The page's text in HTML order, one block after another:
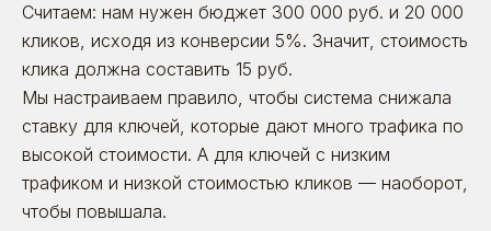
Считаем: нам нужен бюджет 300 000 руб. и 20 000
кликов, исходя из конверсии 5%. Значит, стоимость
клика должна составить 15 руб.
Мы настраиваем правило, чтобы система снижала
ставку для ключей, которые дают много трафика по
высокой стоимости. А для ключей с низким
трафиком и низкой стоимостью кликов — наоборот,
чтобы повышала.